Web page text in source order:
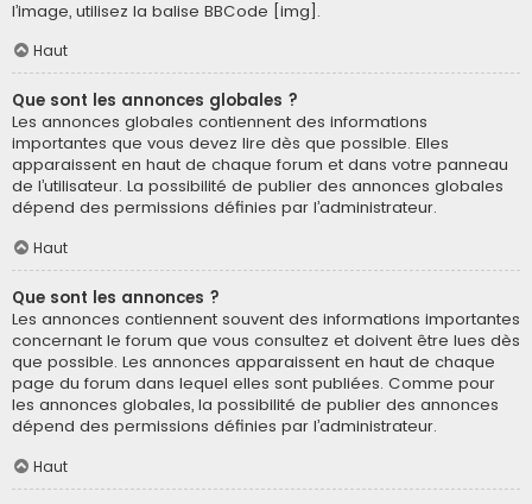
l’image, utilisez la balise BBCode [img].
Haut
Que sont les annonces globales ?
Les annonces globales contiennent des informations
importantes que vous devez lire dès que possible. Elles
apparaissent en haut de chaque forum et dans votre panneau
de l’utilisateur. La possibilité de publier des annonces globales
dépend des permissions définies par l’administrateur.
Haut
Que sont les annonces ?
Les annonces contiennent souvent des informations importantes
concernant le forum que vous consultez et doivent être lues dès
que possible. Les annonces apparaissent en haut de chaque
page du forum dans lequel elles sont publiées. Comme pour
les annonces globales, la possibilité de publier des annonces
dépend des permissions définies par l’administrateur.
Haut